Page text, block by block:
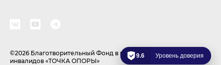
©2026 Благотворительный Фонд в поддержку развития спорта
инвалидов «ТОЧКА ОПОРЫ»
9.6 Уровень доверия